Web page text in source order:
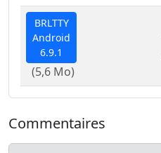
BRLTTY
Android
6.9.1
(5,6 Mo)
Commentaires